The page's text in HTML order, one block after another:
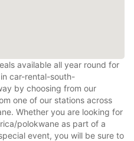
available all year round for
car-rental-south-
by choosing from our
one of our stations across
Whether you are looking for
polokwane as part of a
event, you will be sure to